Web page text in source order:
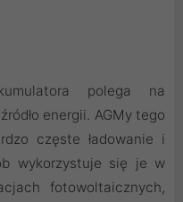
polega na
energii. AGMy tego
częste ładowanie i
wykorzystuje się je w
fotowoltaicznych,